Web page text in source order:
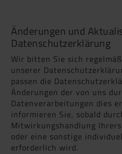
Änderungen und
Datenschutzerklärung
Wir bitten Sie sich
unserer
passen die
Änderungen der von uns
Datenverarbeitungen dies
informieren Sie, sobald
Mitwirkungshandlung
oder eine sonstige
erforderlich wird.